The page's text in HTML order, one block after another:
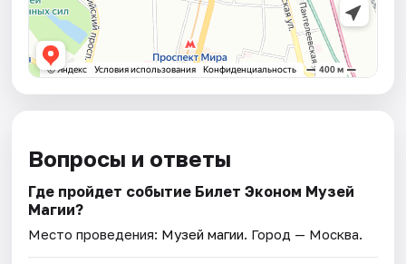
Вопросы и ответы
Где пройдет событие Билет Эконом Музей
Магии?
Место проведения: Музей магии. Город — Москва.